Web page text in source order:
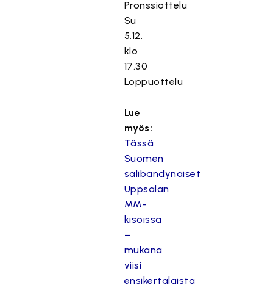
Pronssiottelu
Su
5.12.
klo
17.30
Loppuottelu
Lue
myös:
Tässä
Suomen
salibandynaiset
Uppsalan
MM-
kisoissa
–
mukana
viisi
ensikertalaista